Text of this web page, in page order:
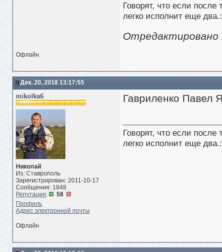
Говорят, что если
легко исполнит еще
Отредактировано
Офлайн
Дек. 20, 2018 13:17:55
mikolka6
Николай
Из: Ставрополь
Зарегистрирован: 2011-10-17
Сообщения: 1848
Репутация:
58
Профиль
Адрес электронной почты
Гавриленко Павел
Говорят, что если
легко исполнит еще
Офлайн